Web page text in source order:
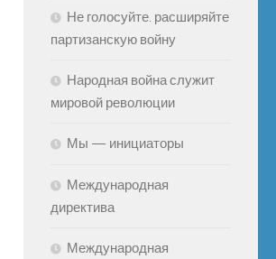
Не голосуйте. расширяйте
партизанскую войну
Народная война служит
мировой революции
Мы — инициаторы
Международная
директива
Международная